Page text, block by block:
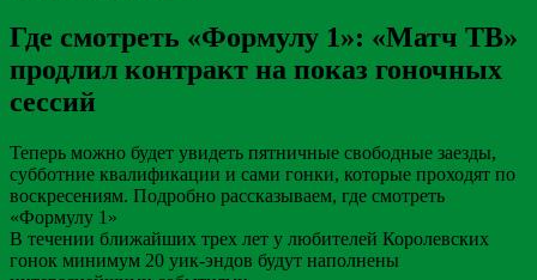
Где смотреть «Формулу 1»: «Матч ТВ»
продлил контракт на показ гоночных
сессий
Теперь можно будет увидеть пятничные свободные заезды,
субботние квалификации и сами гонки, которые проходят по
воскресениям. Подробно рассказываем, где смотреть
«Формулу 1»
B течении ближайших трех лет у любителей Королевских
гонок минимум 20 уик-эндов будут наполнены